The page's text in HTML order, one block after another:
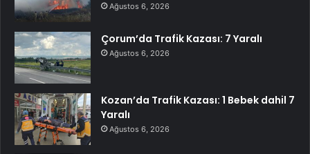
Ağustos 6, 2026
Çorum’da Trafik Kazası: 7 Yaralı
Ağustos 6, 2026
Kozan’da Trafik Kazası: 1 Bebek dahil 7
Yaralı
Ağustos 6, 2026